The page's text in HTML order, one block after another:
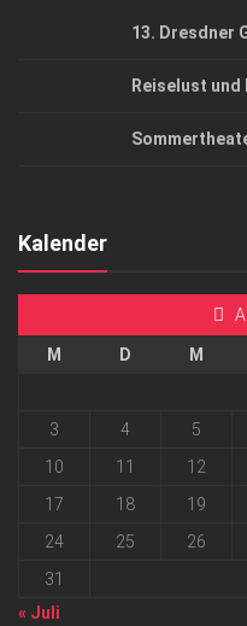
13. Dresdner
Reiselust und
Kalender
M D M
3
4 5
10
11 12
17
18 19
24
25 26
31
« Juli